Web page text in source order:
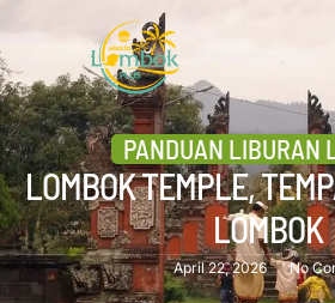
PANDUAN LIBURAN
LOMBOK TEMPLE,
LOMBOK
April 22, 2026 No